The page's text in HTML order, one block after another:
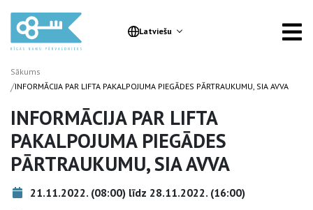
Latviešu
Sākums
/INFORMĀCIJA PAR LIFTA PAKALPOJUMA PIEGĀDES PĀRTRAUKUMU, SIA AVVA
INFORMĀCIJA PAR LIFTA
PAKALPOJUMA PIEGĀDES
PĀRTRAUKUMU, SIA AVVA
21.11.2022. (08:00) līdz 28.11.2022. (16:00)